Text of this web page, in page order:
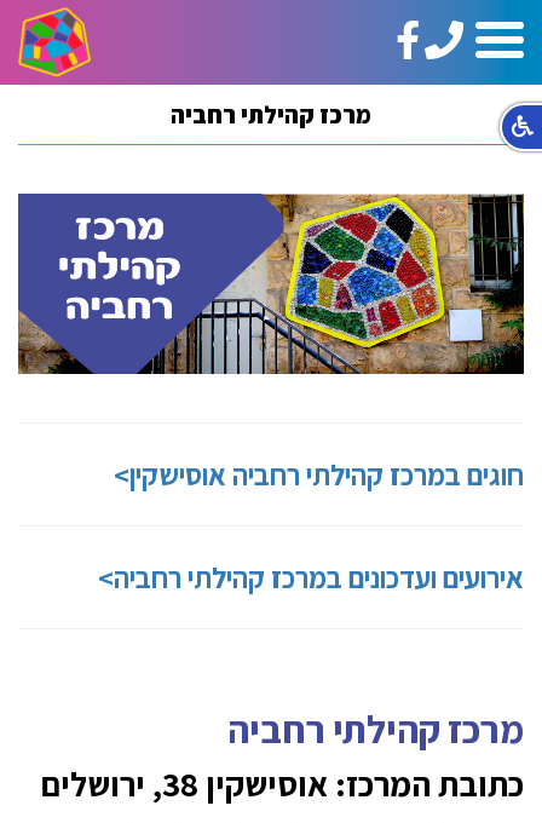
תפריט
טלפון:
02-
https://www.facebook.com/ginotHair
מרכז קהילתי רחביה
חוגים במרכז קהילתי רחביה אוסישקין>
אירועים ועדכונים במרכז קהילתי רחביה>
מרכז קהילתי רחביה
כתובת המרכז: אוסישקין 38, ירושלים